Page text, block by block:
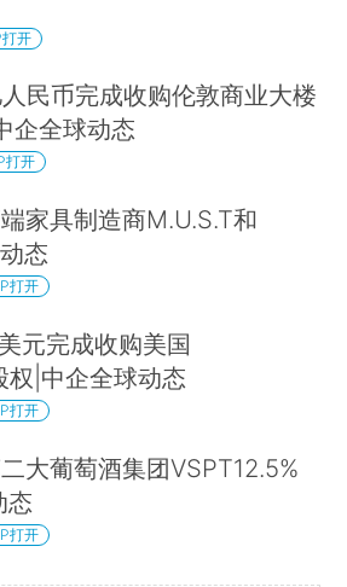
开
民币完成收购伦敦商业大楼
企全球动态
打开
家具制造商M.U.S.T和
态
打开
元完成收购美国
|中企全球动态
打开
大葡萄酒集团VSPT12.5%
态
打开